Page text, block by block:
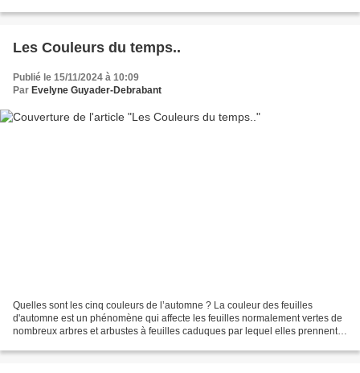
Les Couleurs du temps..
Publié le 15/11/2024 à 10:09
Par Evelyne Guyader-Debrabant
Quelles sont les cinq couleurs de l’automne ? La couleur des feuilles
d'automne est un phénomène qui affecte les feuilles normalement vertes de
nombreux arbres et arbustes à feuilles caduques par lequel elles prennent,